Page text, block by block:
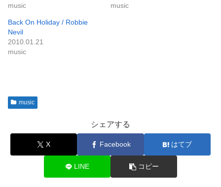
music
music
Back On Holiday / Robbie
Nevil
2010.01.21
music
music
シェアする
X Facebook はてブ
LINE コピー